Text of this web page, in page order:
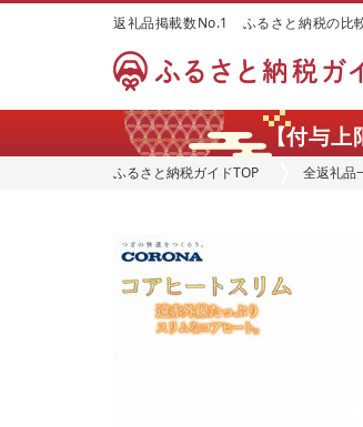
返礼品掲載数No.1 ふるさと納税の比
【付与上
ふるさと納税ガイドTOP 全返礼品